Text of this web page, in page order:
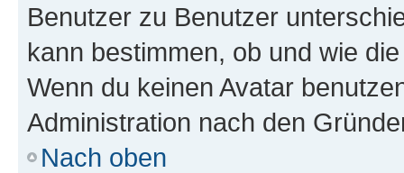
Benutzer zu Benutzer
kann bestimmen, ob und wie
Wenn du keinen Avatar
Administration nach den
Nach oben